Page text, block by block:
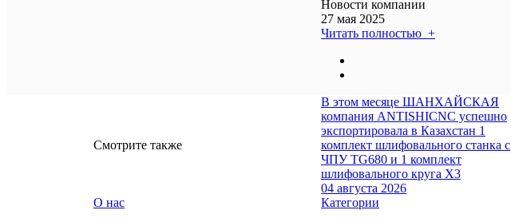
Новости компании
27 мая 2025
Читать полностью +
Смотрите также
В этом месяце ШАНХАЙСКАЯ
компания ANTISHICNC успешно
экспортировала в Казахстан 1
комплект шлифовального станка с
ЧПУ TG680 и 1 комплект
шлифовального круга X3
04 августа 2026
О нас
Категории